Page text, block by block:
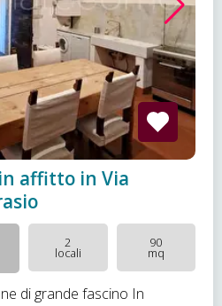
affitto in Via
2
locali
90
mq
di grande fascino In